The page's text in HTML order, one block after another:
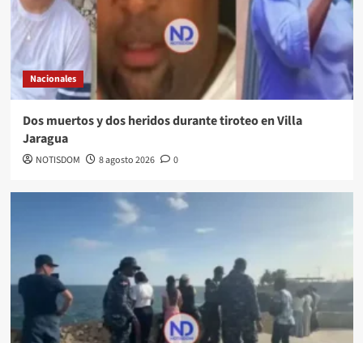
Nacionales
Dos muertos y dos heridos durante tiroteo en Villa
Jaragua
NOTISDOM 8 agosto 2026 0